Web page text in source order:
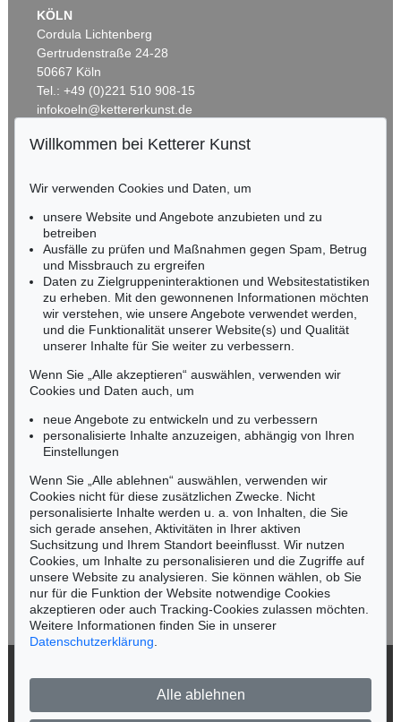
Auktion 415 - Lot 326
Ergebnis:€ 549.000
Auktion 227 - Lot 14
Ergebnis: € 493.151
Auktion 606 - Lot 68
Badende am Waldsee, 1919
Ergebnis:€ 451.500
Auktion 432 - Lot 314
Zwei Mädchen auf der Waldwiese/Zwei Akte auf Waldwiese/Im Gras
Ergebnis:€ 375.000
Auktion 315 - Lot 177
Ergebnis:
KÖLN
Cordula Lichtenberg
Gertrudenstraße 24-28
50667 Köln
Tel.: +49 (0)221 510 908-15
infokoeln@kettererkunst.de
RHEINLAND-PFALZ
Miriam Heß
Tel.: +49 (0)62 21 58 80-038
Fax: +49 (0)62 21 58 80-595
infoheidelberg@kettererkunst.de
NORDDEUTSCHLAND
Nico Kassel, M.A.
Tel.: +49 (0)89 55244-164
Mobil: +49 (0)171 8618661
n.kassel@kettererkunst.de
Keine Auktion mehr verpassen!
Wir informieren Sie rechtzeitig.
Jetzt zum Newsletter anmelden >
© 2026 Ketterer Kunst GmbH & Co. KG
Impressum
Willkommen bei Ketterer Kunst
Wir verwenden Cookies und Daten, um
unsere Website und Angebote anzubieten und zu
betreiben
Ausfälle zu prüfen und Maßnahmen gegen Spam, Betrug
und Missbrauch zu ergreifen
Daten zu Zielgruppeninteraktionen und Websitestatistiken
zu erheben. Mit den gewonnenen Informationen möchten
wir verstehen, wie unsere Angebote verwendet werden,
und die Funktionalität unserer Website(s) und Qualität
unserer Inhalte für Sie weiter zu verbessern.
Wenn Sie „Alle akzeptieren“ auswählen, verwenden wir
Cookies und Daten auch, um
neue Angebote zu entwickeln und zu verbessern
personalisierte Inhalte anzuzeigen, abhängig von Ihren
Einstellungen
Wenn Sie „Alle ablehnen“ auswählen, verwenden wir
Cookies nicht für diese zusätzlichen Zwecke. Nicht
personalisierte Inhalte werden u. a. von Inhalten, die Sie
sich gerade ansehen, Aktivitäten in Ihrer aktiven
Suchsitzung und Ihrem Standort beeinflusst. Wir nutzen
Cookies, um Inhalte zu personalisieren und die Zugriffe auf
unsere Website zu analysieren. Sie können wählen, ob Sie
nur für die Funktion der Website notwendige Cookies
akzeptieren oder auch Tracking-Cookies zulassen möchten.
Weitere Informationen finden Sie in unserer
Datenschutzerklärung
Alle ablehnen